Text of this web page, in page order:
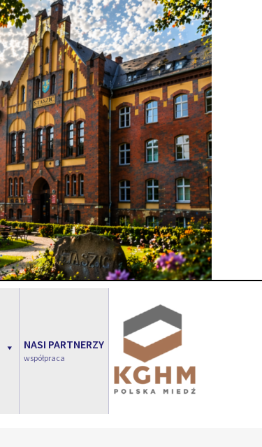
NASI PARTNERZY
współpraca